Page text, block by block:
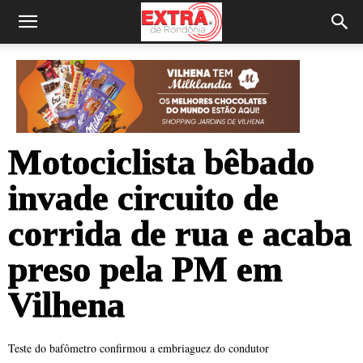
Motociclista bêbado
invade circuito de
corrida de rua e acaba
preso pela PM em
Vilhena
Teste do bafômetro confirmou a embriaguez do condutor